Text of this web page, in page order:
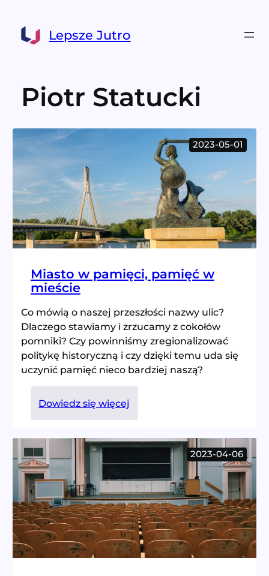
treści
Lepsze Jutro
Piotr Statucki
2023-05-01
Miasto w pamięci, pamięć w
mieście
Co mówią o naszej przeszłości nazwy ulic?
Dlaczego stawiamy i zrzucamy z cokołów
pomniki? Czy powinniśmy zregionalizować
politykę historyczną i czy dzięki temu uda się
uczynić pamięć nieco bardziej naszą?
Dowiedz się więcej
Miasto
pamięci,
pamięć
mieście
2023-04-06